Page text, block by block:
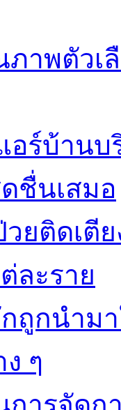
าพตัวเ
อร์บ้าน
ชื่นเสมอ
ยติดเตี
ละราย
ถูกนำม
ๆ